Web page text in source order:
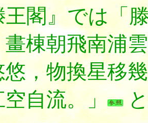
王閣』では「
畫棟朝飛南浦
悠，物換星移
空自流。」